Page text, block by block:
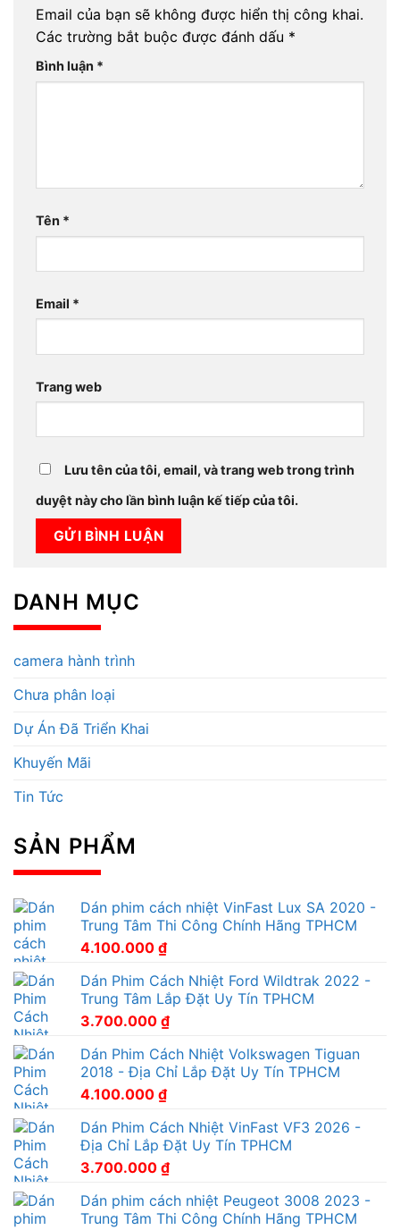
Email của bạn sẽ không được hiển thị công khai.
Các trường bắt buộc được đánh dấu *
Bình luận *
Tên *
Email *
Trang web
Lưu tên của tôi, email, và trang web trong trình
duyệt này cho lần bình luận kế tiếp của tôi.
DANH MỤC
camera hành trình
Chưa phân loại
Dự Án Đã Triển Khai
Khuyến Mãi
Tin Tức
SẢN PHẨM
Dán phim cách nhiệt VinFast Lux SA 2020 -
Trung Tâm Thi Công Chính Hãng TPHCM
4.100.000 ₫
Dán Phim Cách Nhiệt Ford Wildtrak 2022 -
Trung Tâm Lắp Đặt Uy Tín TPHCM
3.700.000 ₫
Dán Phim Cách Nhiệt Volkswagen Tiguan
2018 - Địa Chỉ Lắp Đặt Uy Tín TPHCM
4.100.000 ₫
Dán Phim Cách Nhiệt VinFast VF3 2026 -
Địa Chỉ Lắp Đặt Uy Tín TPHCM
3.700.000 ₫
Dán phim cách nhiệt Peugeot 3008 2023 -
Trung Tâm Thi Công Chính Hãng TPHCM